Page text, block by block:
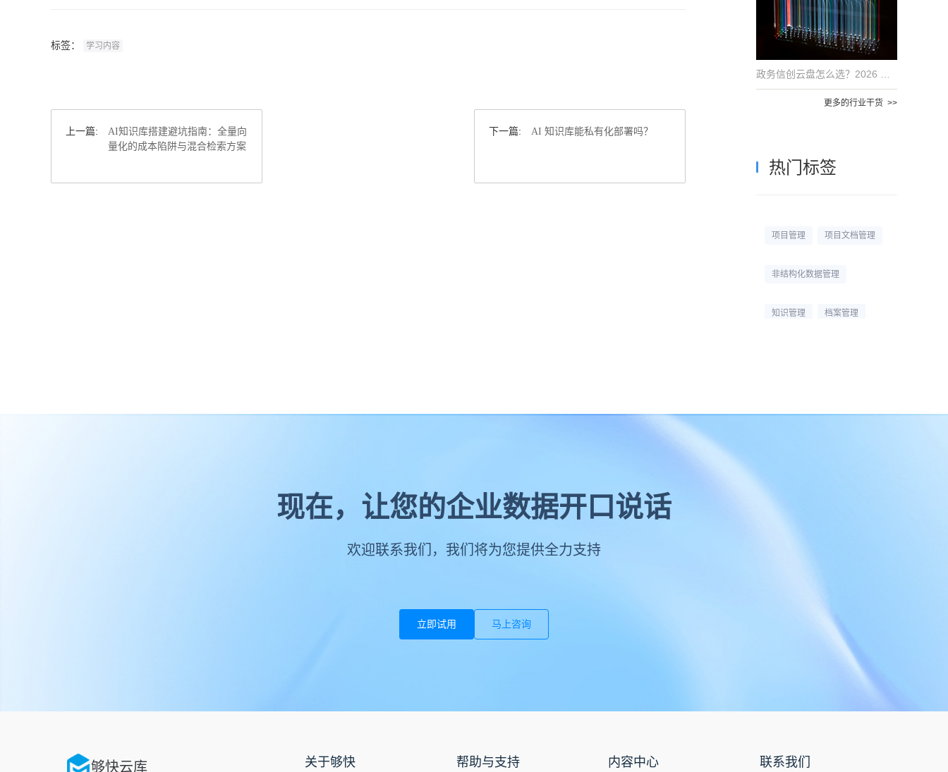
标签： 学习内容
上一篇:
AI知识库搭建避坑指南：全量向
量化的成本陷阱与混合检索方案
下一篇: AI 知识库能私有化部署吗？
更多的行业干货 >>
热门标签
项目管理 项目文档管理
非结构化数据管理
知识管理 档案管理
文件安全分发
现在，让您的企业数据开口说话
欢迎联系我们，我们将为您提供全力支持
立即试用 马上咨询
够快云库 关于够快 帮助与支持 内容中心 联系我们